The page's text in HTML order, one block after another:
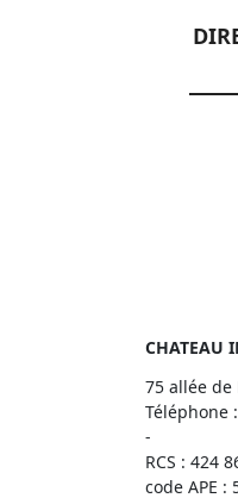
CHATEAU
75 allée de
Téléphone :
-
RCS : 424
code APE :